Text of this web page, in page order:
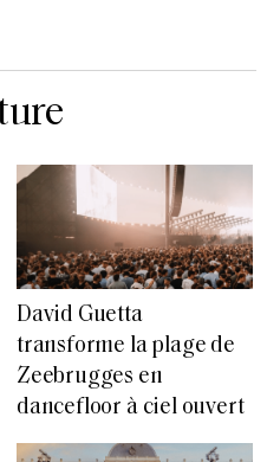
David Guetta
transforme la plage de
Zeebrugges en
dancefloor à ciel ouvert